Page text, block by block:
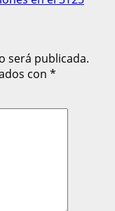
será publicada.
con *